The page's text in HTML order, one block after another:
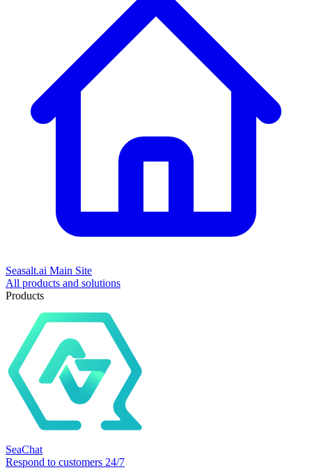
Seasalt.ai Main Site
All products and solutions
Products
SeaChat
Respond to customers 24/7